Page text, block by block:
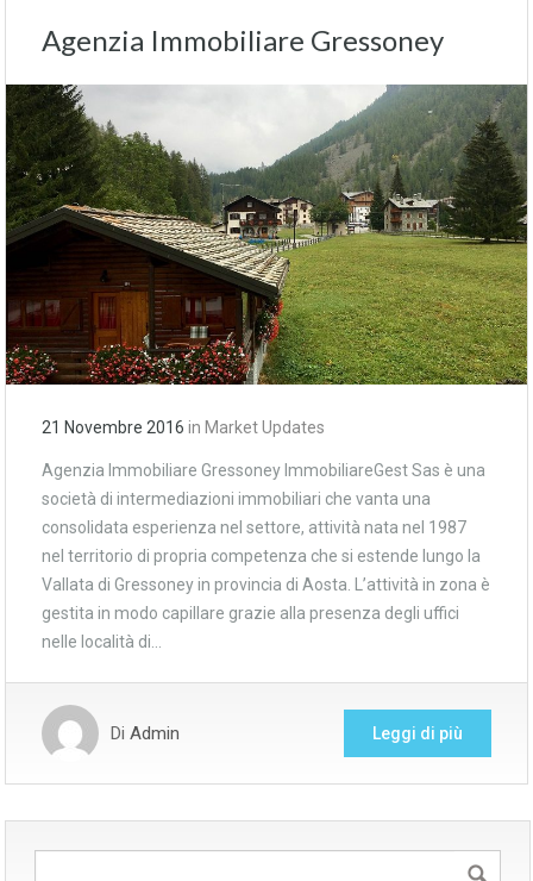
Agenzia Immobiliare Gressoney
21 Novembre 2016 in Market Updates
Agenzia Immobiliare Gressoney ImmobiliareGest Sas è una
società di intermediazioni immobiliari che vanta una
consolidata esperienza nel settore, attività nata nel 1987
nel territorio di propria competenza che si estende lungo la
Vallata di Gressoney in provincia di Aosta. L’attività in zona è
gestita in modo capillare grazie alla presenza degli uffici
nelle località di…
Di Admin Leggi di più